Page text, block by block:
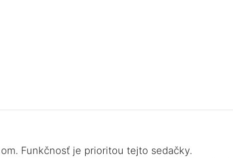
Funkčnosť je prioritou tejto sedačky.